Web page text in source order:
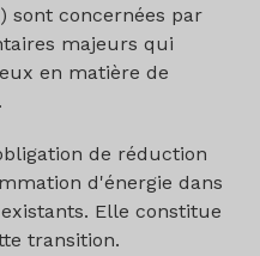
sont concernées par
majeurs qui
en matière de
de réduction
d'énergie dans
Elle constitue
transition.